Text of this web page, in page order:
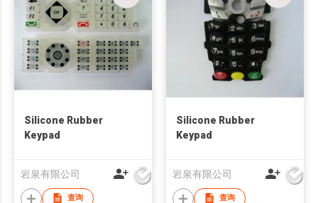
Silicone Rubber
Keypad
岩泉有限公司
查询
Silicone Rubber
Keypad
岩泉有限公司
查询